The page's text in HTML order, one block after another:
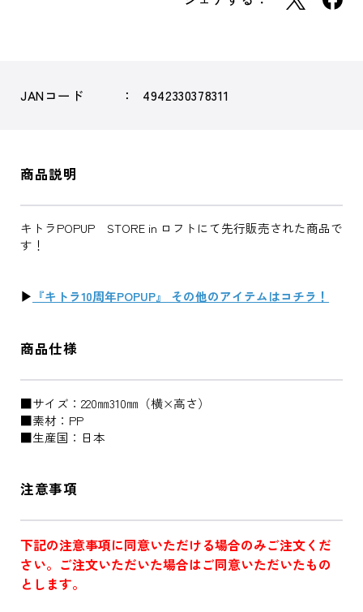
JANコード 4942330378311
商品説明
キトラPOPUP STORE in ロフトにて先行販売された商品で
す！
▶ 『キトラ10周年POPUP』 その他のアイテムはコチラ！
商品仕様
■サイズ：220㎜310㎜（横×高さ）
■素材：PP
■生産国：日本
注意事項
下記の注意事項に同意いただける場合のみご注文くだ
さい。ご注文いただいた場合はご同意いただいたもの
とします。